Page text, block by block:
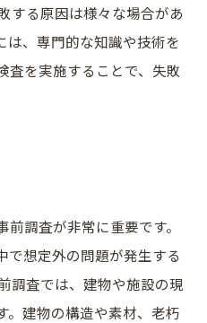
する原因は様々な場合があ
は、専門的な知識や技術を
査を実施することで、失敗
調査が非常に重要です。
で想定外の問題が発生する
調査では、建物や施設の現
。建物の構造や素材、老朽